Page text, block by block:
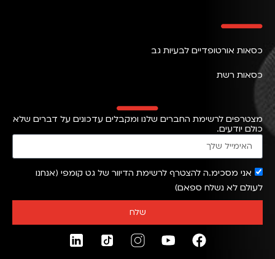
כסאות אורטופדיים לבעיות גב
כסאות רשת
מצטרפים לרשימת החברים שלנו ומקבלים עדכונים על דברים שלא
כולם יודעים.
אני מסכימ.ה להצטרף לרשימת הדיוור של גט קומפי (אנחנו
לעולם לא נשלח ספאם)
שלח